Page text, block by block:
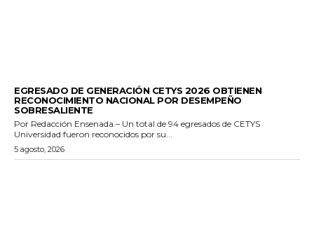
EGRESADO DE GENERACIÓN CETYS 2026 OBTIENEN
RECONOCIMIENTO NACIONAL POR DESEMPEÑO
SOBRESALIENTE
Por Redacción Ensenada.– Un total de 94 egresados de CETYS
Universidad fueron reconocidos por su...
5 agosto, 2026